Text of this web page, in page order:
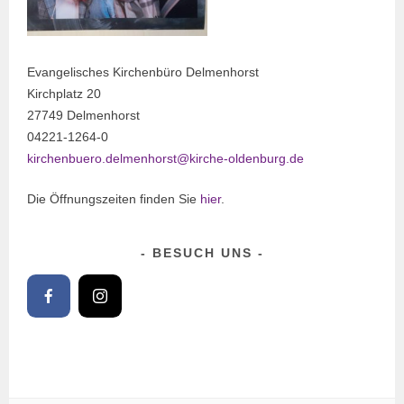
Evangelisches Kirchenbüro Delmenhorst
Kirchplatz 20
27749 Delmenhorst
04221-1264-0
kirchenbuero.delmenhorst@kirche-oldenburg.de
Die Öffnungszeiten finden Sie hier.
BESUCH UNS